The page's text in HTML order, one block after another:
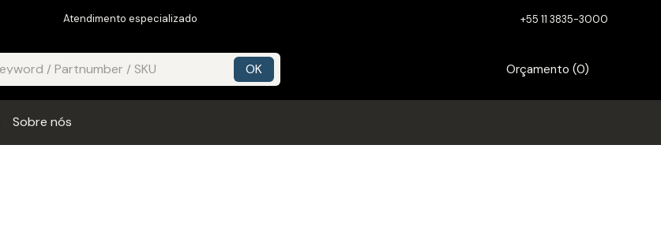
Atendimento especializado +55 11 3835-3000
Orçamento (0)
Sobre nós